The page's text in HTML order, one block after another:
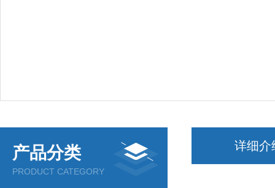
产品分类
PRODUCT CATEGORY
详细介